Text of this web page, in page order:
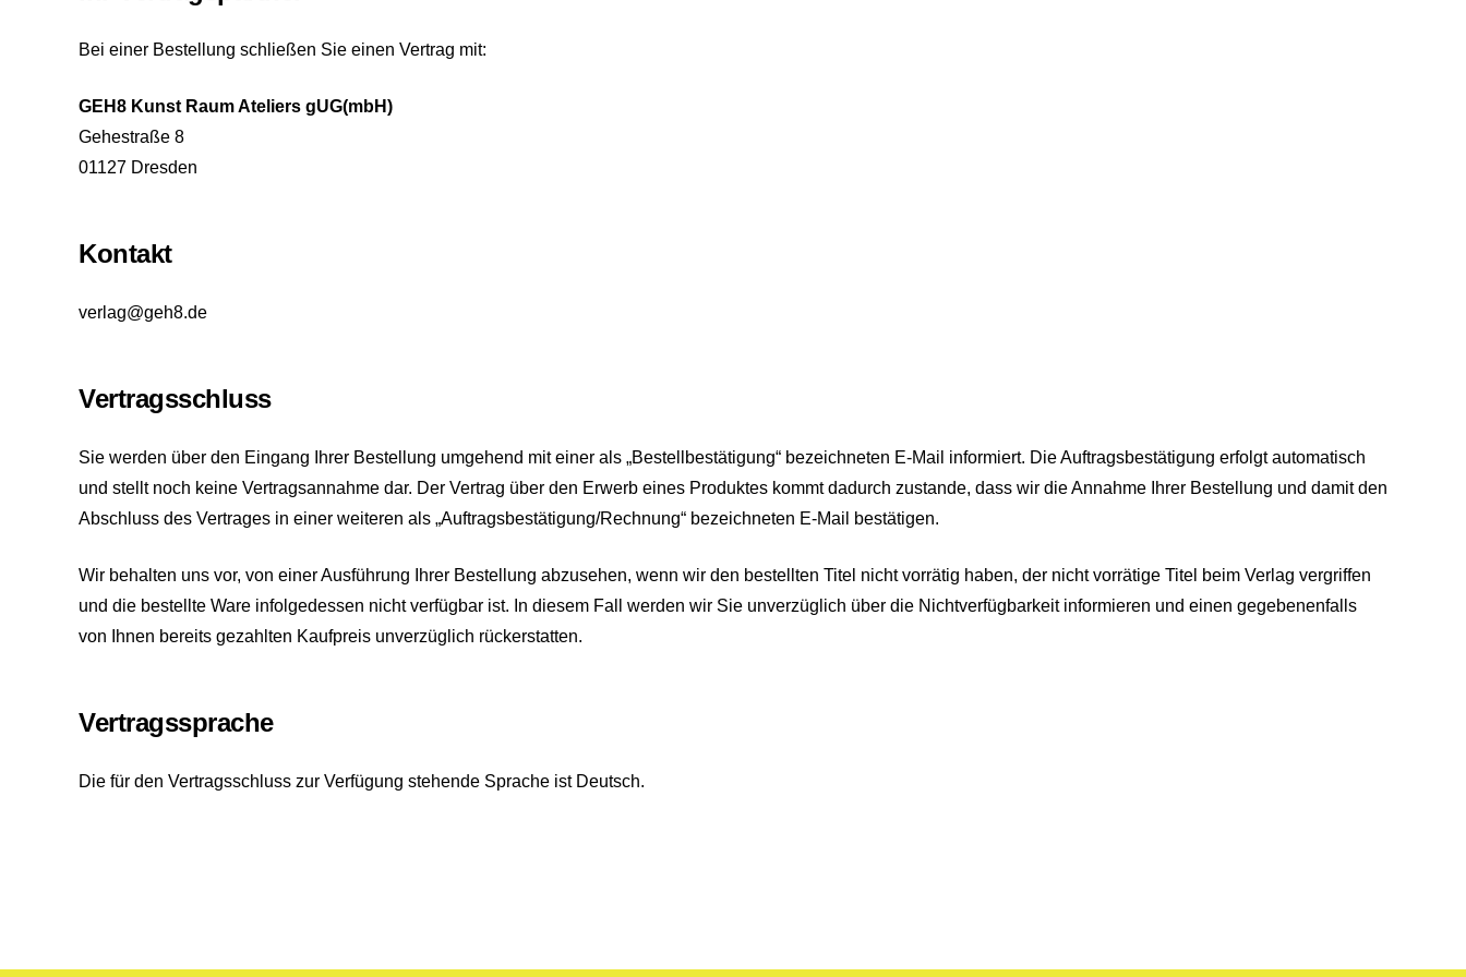
Bei einer Bestellung schließen Sie einen Vertrag mit:
GEH8 Kunst Raum Ateliers gUG(mbH)
Gehestraße 8
01127 Dresden
Kontakt
verlag@geh8.de
Vertragsschluss
Sie werden über den Eingang Ihrer Bestellung umgehend mit einer als „Bestellbestätigung“ bezeichneten E-Mail informiert. Die Auftragsbestätigung erfolgt automatisch
und stellt noch keine Vertragsannahme dar. Der Vertrag über den Erwerb eines Produktes kommt dadurch zustande, dass wir die Annahme Ihrer Bestellung und damit den
Abschluss des Vertrages in einer weiteren als „Auftragsbestätigung/Rechnung“ bezeichneten E-Mail bestätigen.
Wir behalten uns vor, von einer Ausführung Ihrer Bestellung abzusehen, wenn wir den bestellten Titel nicht vorrätig haben, der nicht vorrätige Titel beim Verlag vergriffen
und die bestellte Ware infolgedessen nicht verfügbar ist. In diesem Fall werden wir Sie unverzüglich über die Nichtverfügbarkeit informieren und einen gegebenenfalls
von Ihnen bereits gezahlten Kaufpreis unverzüglich rückerstatten.
Vertragssprache
Die für den Vertragsschluss zur Verfügung stehende Sprache ist Deutsch.